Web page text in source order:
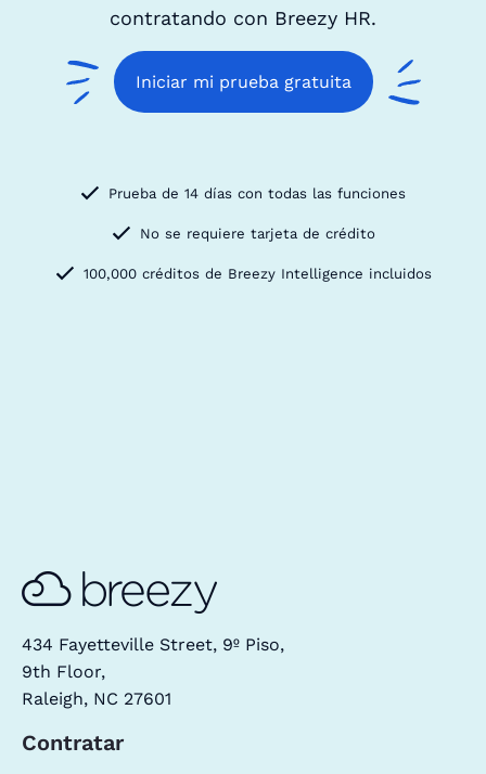
contratando con Breezy HR.
Iniciar mi prueba gratuita
Prueba de 14 días con todas las funciones
No se requiere tarjeta de crédito
100,000 créditos de Breezy Intelligence incluidos
434 Fayetteville Street, 9º Piso,
9th Floor,
Raleigh, NC 27601
Contratar